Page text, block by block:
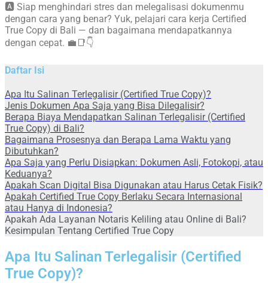
🅰 Siap menghindari stres dan melegalisasi dokumenmu
dengan cara yang benar? Yuk, pelajari cara kerja Certified
True Copy di Bali — dan bagaimana mendapatkannya
dengan cepat. 💼📑👇
Daftar Isi
Apa Itu Salinan Terlegalisir (Certified True Copy)?
Jenis Dokumen Apa Saja yang Bisa Dilegalisir?
Berapa Biaya Mendapatkan Salinan Terlegalisir (Certified
True Copy) di Bali?
Bagaimana Prosesnya dan Berapa Lama Waktu yang
Dibutuhkan?
Apa Saja yang Perlu Disiapkan: Dokumen Asli, Fotokopi, atau
Keduanya?
Apakah Scan Digital Bisa Digunakan atau Harus Cetak Fisik?
Apakah Certified True Copy Berlaku Secara Internasional
atau Hanya di Indonesia?
Apakah Ada Layanan Notaris Keliling atau Online di Bali?
Kesimpulan Tentang Certified True Copy
Apa Itu Salinan Terlegalisir (Certified
True Copy)?